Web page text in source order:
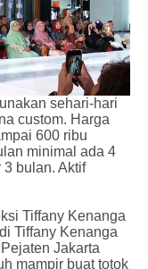
sehari-hari
custom. Harga
600 ribu
minimal ada 4
bulan. Aktif
Tiffany Kenanga
Tiffany Kenanga
Jakarta
mampir buat totok